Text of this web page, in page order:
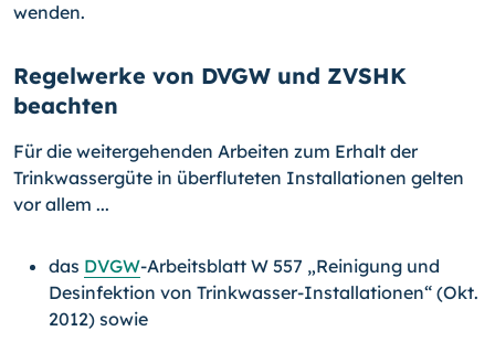
wenden.
Regelwerke von DVGW und ZVSHK
beachten
Für die weitergehenden Arbeiten zum Erhalt der
Trinkwassergüte in überfluteten In­stallationen gelten
vor allem ...
das DVGW-Arbeitsblatt W 557 „Reinigung und
Desinfektion von Trinkwasser-In­stallationen“ (Okt.
2012) sowie